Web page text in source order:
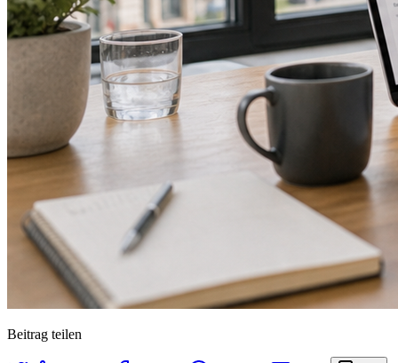
Beitrag teilen